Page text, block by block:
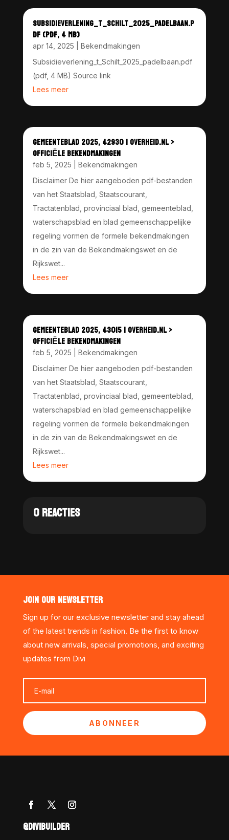
SUBSIDIEVERLENING_T_SCHILT_2025_PADELBAAN.P
DF (PDF, 4 MB)
apr 14, 2025
Bekendmakingen
Subsidieverlening_t_Schilt_2025_padelbaan.pdf
(pdf, 4 MB) Source link
Lees meer
GEMEENTEBLAD 2025, 42930 | OVERHEID.NL >
OFFICIËLE BEKENDMAKINGEN
feb 5, 2025
Bekendmakingen
Disclaimer De hier aangeboden pdf-bestanden
van het Staatsblad, Staatscourant,
Tractatenblad, provinciaal blad, gemeenteblad,
waterschapsblad en blad gemeenschappelijke
regeling vormen de formele bekendmakingen
in de zin van de Bekendmakingswet en de
Rijkswet...
Lees meer
GEMEENTEBLAD 2025, 43015 | OVERHEID.NL >
OFFICIËLE BEKENDMAKINGEN
feb 5, 2025
Bekendmakingen
Disclaimer De hier aangeboden pdf-bestanden
van het Staatsblad, Staatscourant,
Tractatenblad, provinciaal blad, gemeenteblad,
waterschapsblad en blad gemeenschappelijke
regeling vormen de formele bekendmakingen
in de zin van de Bekendmakingswet en de
Rijkswet...
Lees meer
0 REACTIES
JOIN OUR NEWSLETTER
Sign up for our exclusive newsletter and stay ahead
of the latest trends in fashion. Be the first to know
about new arrivals, special promotions, and exciting
updates from Divi
ABONNEER
@DIVIBUILDER